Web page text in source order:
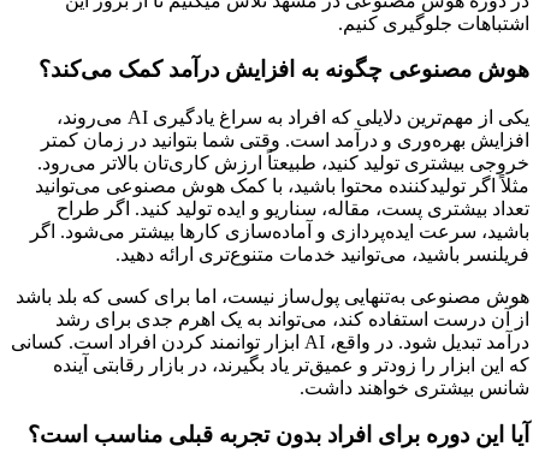
اشتباهات جلوگیری کنیم.
هوش مصنوعی چگونه به افزایش درآمد کمک می‌کند؟
یکی از مهم‌ترین دلایلی که افراد به سراغ یادگیری AI می‌روند،
افزایش بهره‌وری و درآمد است. وقتی شما بتوانید در زمان کمتر
خروجی بیشتری تولید کنید، طبیعتاً ارزش کاری‌تان بالاتر می‌رود.
مثلاً اگر تولیدکننده محتوا باشید، با کمک هوش مصنوعی می‌توانید
تعداد بیشتری پست، مقاله، سناریو و ایده تولید کنید. اگر طراح
باشید، سرعت ایده‌پردازی و آماده‌سازی کارها بیشتر می‌شود. اگر
فریلنسر باشید، می‌توانید خدمات متنوع‌تری ارائه دهید.
هوش مصنوعی به‌تنهایی پول‌ساز نیست، اما برای کسی که بلد باشد
از آن درست استفاده کند، می‌تواند به یک اهرم جدی برای رشد
درآمد تبدیل شود. در واقع، AI ابزار توانمند کردن افراد است. کسانی
که این ابزار را زودتر و عمیق‌تر یاد بگیرند، در بازار رقابتی آینده
شانس بیشتری خواهند داشت.
آیا این دوره برای افراد بدون تجربه قبلی مناسب است؟